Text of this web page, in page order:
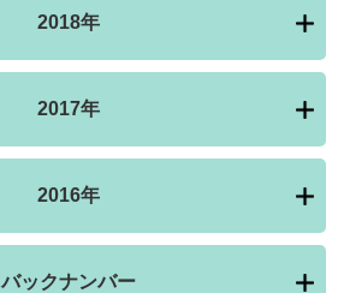
2018年
2017年
2016年
バックナンバー